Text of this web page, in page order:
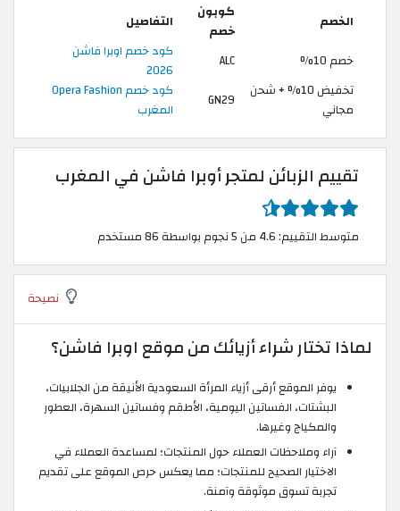
الخصم
كوبون
خصم
التفاصيل
خصم 10%
ALC
كود خصم اوبرا فاشن
2026
تخفيض 10% + شحن
مجاني
GN29
كود خصم Opera Fashion
المغرب
تقييم الزبائن لمتجر أوبرا فاشن في المغرب
متوسط التقييم: 4.6 من 5 نجوم بواسطة 86 مستخدم
نصيحة
لماذا تختار شراء أزيائك من موقع اوبرا فاشن؟
يوفر الموقع أرقى أزياء المرأة السعودية الأنيقة من الجلابيات،
البشتات، الفساتين اليومية، الأطقم وفساتين السهرة، العطور
والمكياج وغيرها.
آراء وملاحظات العملاء حول المنتجات؛ لمساعدة العملاء في
الاختيار الصحيح للمنتجات؛ مما يعكس حرص الموقع على تقديم
تجربة تسوق موثوقة وآمنة.